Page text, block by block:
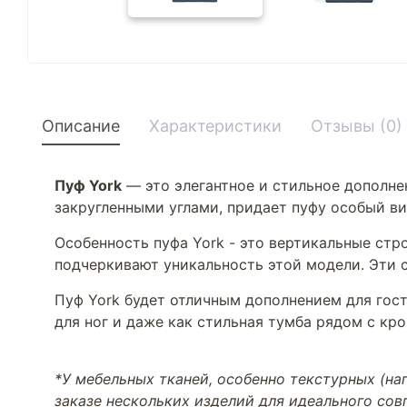
Описание Характеристики Отзывы (0)
Пуф York — это элегантное и стильное
закругленными углами, придает пуфу особый
Особенность пуфа York - это вертикальные
подчеркивают уникальность этой модели.
Пуф York будет отличным дополнением для
для ног и даже как стильная тумба рядом с
*У мебельных тканей, особенно текстурных
заказе нескольких изделий для идеального